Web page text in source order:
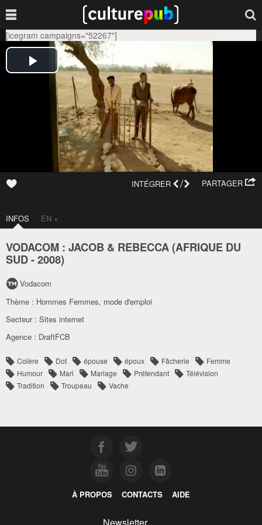
[icegram campaigns="52267"]
PARTAGER
INTÉGRER /
INFOS EN +
VODACOM : JACOB & REBECCA (AFRIQUE DU
SUD-2008)
Vodacom
Thème : Hommes Femmes, mode d'emploi
Secteur : Sites internet
Agence : DraftFCB
Colère Dot épouse époux Fâcherie
Femme
Humour
Mari Mariage Prétendant
Télévision
Tradition
Troupeau Vache
À PROPOS CONTACTS AIDE